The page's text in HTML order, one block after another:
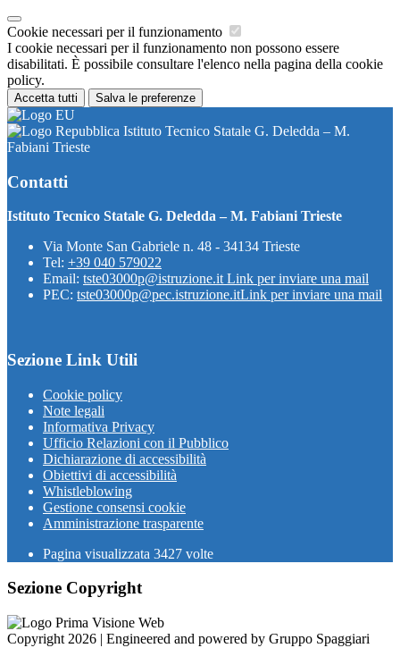
Cookie necessari per il funzionamento
I cookie necessari per il funzionamento non possono essere
disabilitati. È possibile consultare l'elenco nella pagina della cookie
policy.
Accetta tutti Salva le preferenze
Istituto Tecnico Statale G. Deledda – M.
Fabiani Trieste
Contatti
Istituto Tecnico Statale G. Deledda – M. Fabiani Trieste
Via Monte San Gabriele n. 48 - 34134 Trieste
Tel: +39 040 579022
Email: tste03000p@istruzione.it Link per inviare una mail
PEC: tste03000p@pec.istruzione.itLink per inviare una mail
Sezione Link Utili
Cookie policy
Note legali
Informativa Privacy
Ufficio Relazioni con il Pubblico
Dichiarazione di accessibilità
Obiettivi di accessibilità
Whistleblowing
Gestione consensi cookie
Amministrazione trasparente
Pagina visualizzata 3427 volte
Sezione Copyright
Copyright 2026 | Engineered and powered by Gruppo Spaggiari